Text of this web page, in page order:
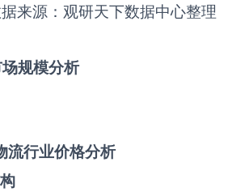
来源：观研天下数据中心整理
规模分析
流行业价格分析